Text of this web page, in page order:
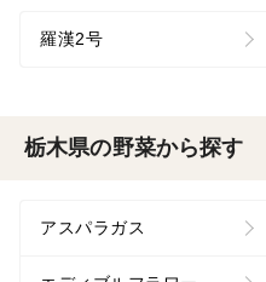
羅漢2号
栃木県の野菜から探す
アスパラガス